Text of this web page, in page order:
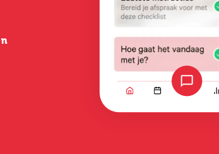
nazorg en een geweldig
Lees verder
Bekijk alle